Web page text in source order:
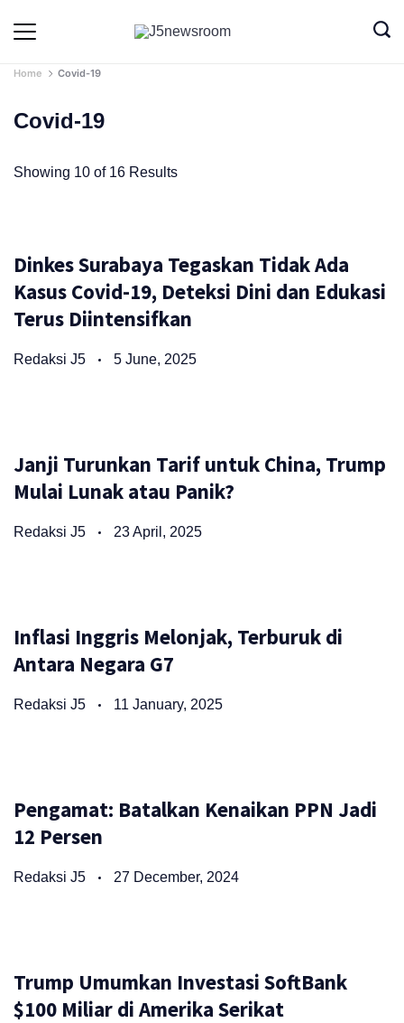
content
Home Covid-19
Covid-19
Showing 10 of 16 Results
Dinkes Surabaya Tegaskan Tidak Ada
Kasus Covid-19, Deteksi Dini dan Edukasi
Terus Diintensifkan
Redaksi J5 5 June, 2025
Janji Turunkan Tarif untuk China, Trump
Mulai Lunak atau Panik?
Redaksi J5 23 April, 2025
Inflasi Inggris Melonjak, Terburuk di
Antara Negara G7
Redaksi J5 11 January, 2025
Pengamat: Batalkan Kenaikan PPN Jadi
12 Persen
Redaksi J5 27 December, 2024
Trump Umumkan Investasi SoftBank
$100 Miliar di Amerika Serikat